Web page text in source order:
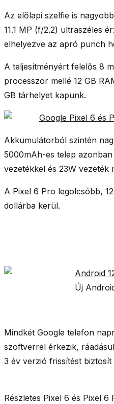
Az előlapi szelfie is
11.1 MP (f/2.2) ultraszéles
elhelyezve az apró punch
A teljesítményért felelős 8
processzor mellé 12 GB
GB tárhelyet kapunk.
Akkumulátorból szintén
5000mAh-es telep
vezetékkel és 23W vezeték
A Pixel 6 Pro legolcsóbb,
dollárba kerül.
Új
Mindkét Google telefon
szoftverrel érkezik,
3 év verzió frissítést biztosít
Részletes Pixel 6 és Pixel